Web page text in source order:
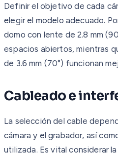
Definir el objetivo de cada
elegir el modelo adecuado.
domo con lente de 2.8 mm
espacios abiertos, mientras
de 3.6 mm (70°) funcionan
Cableado e
La selección del cable
cámara y el grabador, así
utilizada. Es vital considerar